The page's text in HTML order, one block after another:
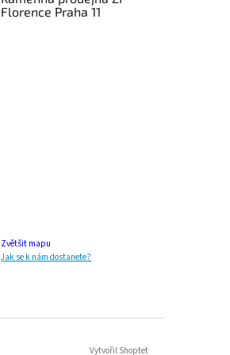
Florence Praha 11
Zvětšit mapu
Jak se k nám dostanete?
Vytvořil Shoptet